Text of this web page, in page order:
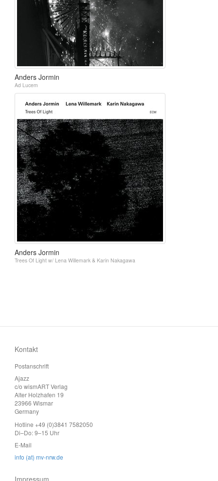
Anders Jormin
Ad Lucem
Anders Jormin
Trees Of Light w/ Lena Willemark & Karin Nakagawa
Kontakt
Postanschrift
Ajazz
c/o wismART Verlag
Alter Holzhafen 19
23966 Wismar
Germany
Hotline +49 (0)3841 7582050
Di–Do: 9–15 Uhr
E-Mail
info (at) mv-nrw.de
Impressum